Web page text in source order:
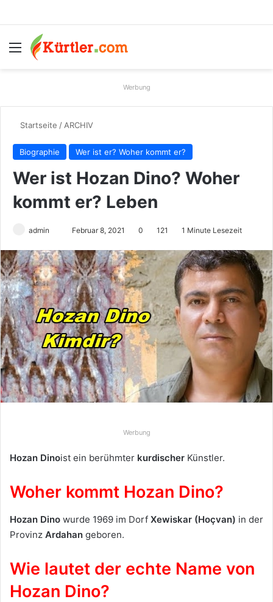
Menü
Werbung
Startseite / ARCHIV
Biographie Wer ist er? Woher kommt er?
Wer ist Hozan Dino? Woher
kommt er? Leben
admin
n
d
e
u
n
s
e
i
n
e
E
i
Februar 8, 2021 0 121 1 Minute Lesezeit
Werbung
Hozan Dinoist ein berühmter kurdischer Künstler.
Woher kommt Hozan Dino?
Hozan Dino wurde 1969 im Dorf Xewiskar (Hoçvan) in der
Provinz Ardahan geboren.
Wie lautet der echte Name von
Hozan Dino?